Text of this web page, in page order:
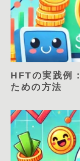
HFTの実践例
ための方法